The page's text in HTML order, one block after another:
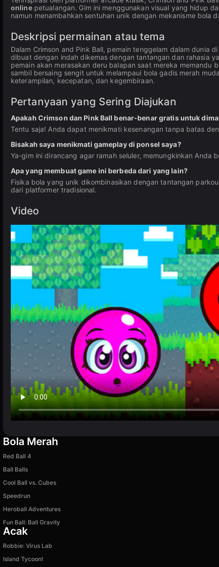
onlinepetualangan. Gim ini menggunakan visual yang hidup
namun menambahkan sentuhan unik dengan mekanisme bola
Deskripsi permainan atau tema
Dalam Crimson and Pink Ball, pemain tenggelam dalam dunia
dibuat dengan indah dikemas dengan tantangan dan rahasia
pemain akan merasakan deru balapan saat mereka memandu
sambil bersaing sengit untuk melampaui bola gadis merah
keterampilan, kecepatan, dan kegembiraan.
Pertanyaan yang Sering Diajukan
Apakah Crimson dan Pink Ball benar-benar gratis untuk
Tentu saja! Anda dapat menikmati kesenangan tanpa batas
Bisakah saya menikmati gameplay di ponsel saya?
Ya-gim ini dirancang agar ramah seluler, memungkinkan Anda
Apa yang membuat game ini berbeda dari yang lain?
Fisika bola yang unik dikombinasikan dengan tantangan
dari platformer tradisional.
Video
Bola Merah
Red Ball 4
Ball Balls
Cool Ball vs. Cubes
Speedrun
Heroball Adventures
Fun Ball: Ball Gravity
Acak
Robbie: Virus Lab
Island Tycoon!